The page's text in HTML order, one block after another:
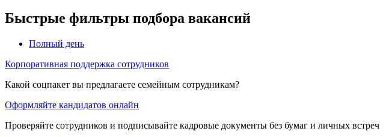
Быстрые фильтры подбора вакансий
Полный день
Корпоративная поддержка сотрудников
Какой соцпакет вы предлагаете семейным сотрудникам?
Оформляйте кандидатов онлайн
Проверяйте сотрудников и подписывайте кадровые документы без бумаг и личных встреч